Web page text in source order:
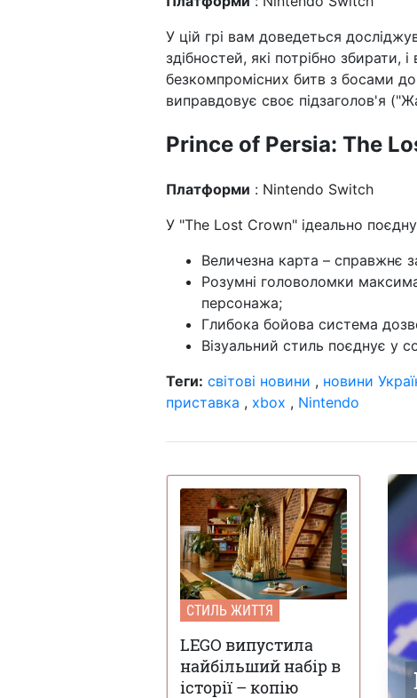
У цій грі вам доведеться
здібностей, які потрібно збирати,
безкомпромісних битв з босами
виправдовує своє підзаголов'я
Prince of Persia: The
Платформи : Nintendo Switch
У "The Lost Crown" ідеально
Величезна карта – справжнє
Розумні головоломки
персонажа;
Глибока бойова система
Візуальний стиль поєднує у
Теги: світові новини , новини
приставка , xbox , Nintendo
СТИЛЬ ЖИТТЯ
LEGO випустила
найбільший набір в
історії – копію